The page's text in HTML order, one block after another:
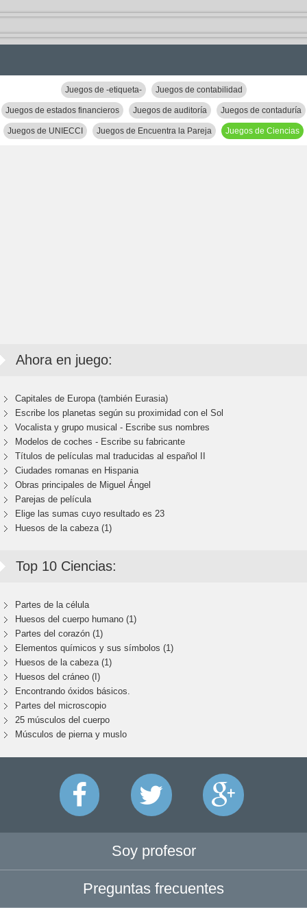
Juegos de -etiqueta- Juegos de contabilidad
Juegos de estados financieros Juegos de auditoría Juegos de contaduría
Juegos de UNIECCI Juegos de Encuentra la Pareja Juegos de Ciencias
Ahora en juego:
Capitales de Europa (también Eurasia)
Escribe los planetas según su proximidad con el Sol
Vocalista y grupo musical - Escribe sus nombres
Modelos de coches - Escribe su fabricante
Títulos de películas mal traducidas al español II
Ciudades romanas en Hispania
Obras principales de Miguel Ángel
Parejas de película
Elige las sumas cuyo resultado es 23
Huesos de la cabeza (1)
Top 10 Ciencias:
Partes de la célula
Huesos del cuerpo humano (1)
Partes del corazón (1)
Elementos químicos y sus símbolos (1)
Huesos de la cabeza (1)
Huesos del cráneo (I)
Encontrando óxidos básicos.
Partes del microscopio
25 músculos del cuerpo
Músculos de pierna y muslo
Soy profesor
Preguntas frecuentes